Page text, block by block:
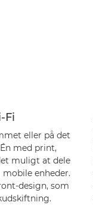
Fi
eller på det
med print,
muligt at dele
enheder.
design, som